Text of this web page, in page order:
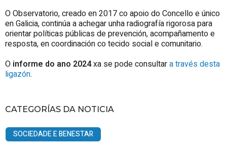
O Observatorio, creado en 2017 co apoio do Concello e único
en Galicia, continúa a achegar unha radiografía rigorosa para
orientar políticas públicas de prevención, acompañamento e
resposta, en coordinación co tecido social e comunitario.
O informe do ano 2024xa se pode consultara través desta
ligazón.
CATEGORÍAS DA NOTICIA
SOCIEDADE E BENESTAR